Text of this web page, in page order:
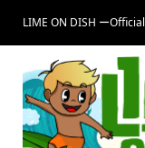
LIME ON DISH ー